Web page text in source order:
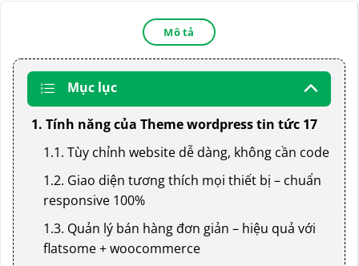
Mô tả
Mục lục
1. Tính năng của Theme wordpress tin tức 17
1.1. Tùy chỉnh website dễ dàng, không cần code
1.2. Giao diện tương thích mọi thiết bị – chuẩn
responsive 100%
1.3. Quản lý bán hàng đơn giản – hiệu quả với
flatsome + woocommerce